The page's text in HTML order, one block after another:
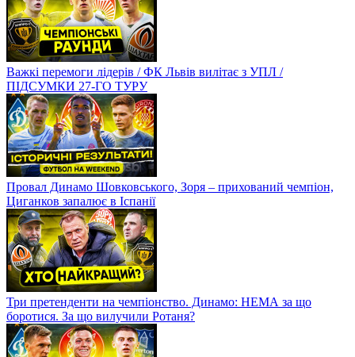
Важкі перемоги лідерів / ФК Львів вилітає з УПЛ /
ПІДСУМКИ 27-ГО ТУРУ
Провал Динамо Шовковського, Зоря – прихований чемпіон,
Циганков запалює в Іспанії
Три претенденти на чемпіонство. Динамо: НЕМА за що
боротися. За що вилучили Ротаня?